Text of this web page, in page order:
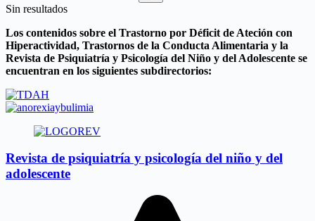
Sin resultados
Los contenidos sobre el Trastorno por Déficit de Ateción con
Hiperactividad, Trastornos de la Conducta Alimentaria y la
Revista de Psiquiatría y Psicología del Niño y del Adolescente se
encuentran en los siguientes subdirectorios:
Revista de psiquiatría y psicología del niño y del
adolescente